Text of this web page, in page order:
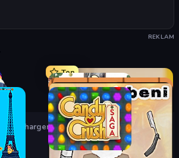
REKLAM
Top
Charger Escape